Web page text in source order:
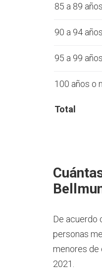
85 a 89 años
90 a 94 años
95 a 99 años
100 años o
Total
De acuerdo
personas
menores de
2021.